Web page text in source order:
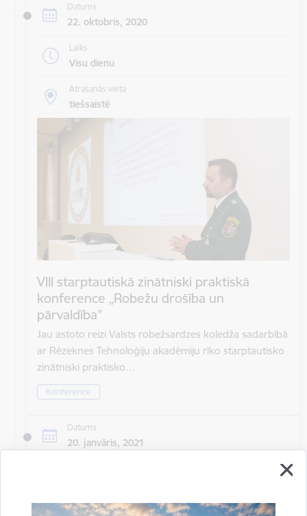
Datums
22. oktobris, 2020
Laiks
Visu dienu
Atrašanās vieta
tiešsaistē
VIII starptautiskā zinātniski praktiskā
konference „Robežu drošība un
pārvaldība”
Jau astoto reizi Valsts robežsardzes koledža sadarbībā
ar Rēzeknes Tehnoloģiju akadēmiju rīko starptautisko
zinātniski praktisko…
Konference
Datums
20. janvāris, 2021
Atrašanās vieta